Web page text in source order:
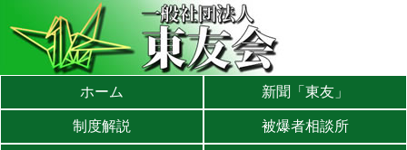
メインメニューへ
サブメニューへ
現在地ナビ（パンくずリスト）へ
ホーム 新聞「東友」
制度解説 被爆者相談所